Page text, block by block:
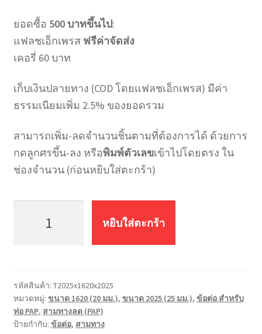
ยอดซื้อ 500 บาทขึ้นไป:
แฟลชเอ็กเพรส ฟรีค่าจัดส่ง
เคอรี่ 60 บาท
เก็บเงินปลายทาง (COD โดยแฟลชเอ็กเพรส) มีค่า
ธรรมเนียมเพิ่ม 2.5% ของยอดรวม
สามารถเพิ่ม-ลดจำนวนชิ้นตามที่ต้องการได้ ด้วยการ
กดลูกศรขึ้น-ลง หรือพิมพ์ตัวเลขเข้าไปโดยตรง ใน
ช่องจำนวน (ก่อนหยิบใส่ตะกร้า)
MF
T2025x1620x2025
(25มม.*20มม.*25มม.)
ชิ้น
หยิบใส่ตะกร้า
รหัสสินค้า: T2025x1620x2025
หมวดหมู่: ขนาด 1620 (20 มม.), ขนาด 2025 (25 มม.), ข้อต่อ สำหรับ
ท่อ PAP, สามทางลด (PAP)
ป้ายกำกับ: ข้อต่อ, สามทาง